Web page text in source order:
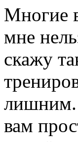
Многие
мне
скажу
лишним.
вам